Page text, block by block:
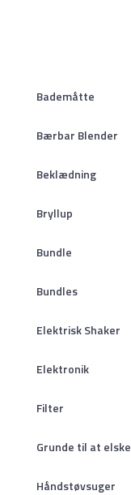
Bademåtte
Bærbar Blender
Beklædning
Bryllup
Bundle
Bundles
Elektrisk Shaker
Elektronik
Filter
Grunde til at elske
Håndstøvsuger